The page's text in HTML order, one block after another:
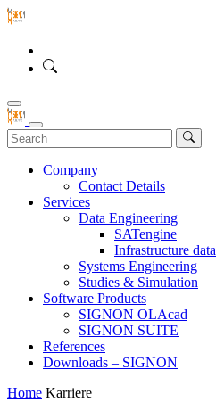
Company
Contact Details
Services
Data Engineering
SATengine
Infrastructure data
Systems Engineering
Studies & Simulation
Software Products
SIGNON OLAcad
SIGNON SUITE
References
Downloads – SIGNON
Home Karriere